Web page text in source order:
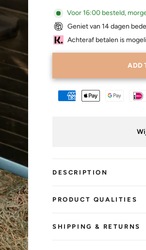
Voor 16:00 besteld,
Geniet van 14 dagen
Achteraf betalen is
ADD
DESCRIPTION
PRODUCT QUALITIES
SHIPPING & RETURNS